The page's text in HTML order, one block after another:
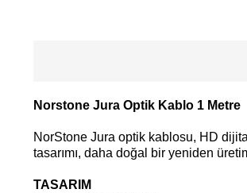
Norstone Jura Optik Kablo 1 Metre
NorStone Jura optik kablosu, HD
tasarımı, daha doğal bir yeniden
TASARIM